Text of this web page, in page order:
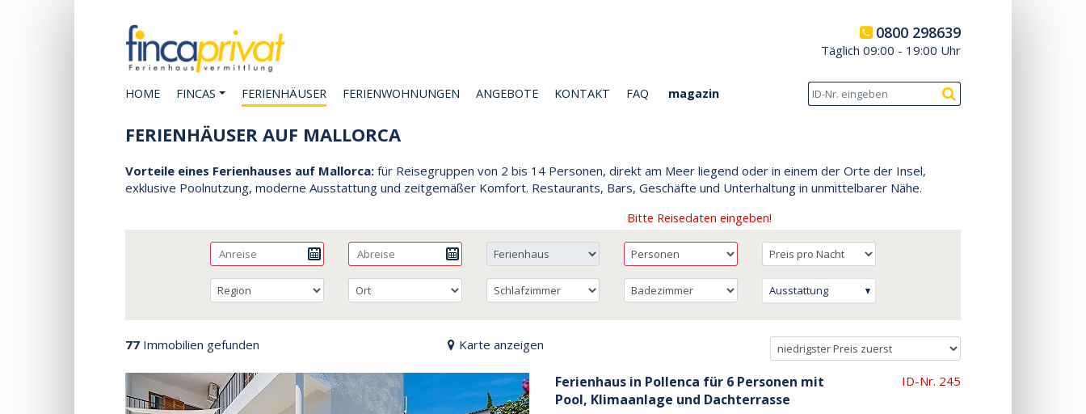
0800 298639
Täglich 09:00 - 19:00 Uhr
HOME FINCAS FERIENHÄUSER FERIENWOHNUNGEN ANGEBOTE KONTAKT FAQ magazin
FERIENHÄUSER AUF MALLORCA
Vorteile eines Ferienhauses auf Mallorca: für Reisegruppen von 2 bis 14 Personen, direkt am Meer liegend oder in einem der Orte der Insel,
exklusive Poolnutzung, moderne Ausstattung und zeitgemäßer Komfort. Restaurants, Bars, Geschäfte und Unterhaltung in unmittelbarer Nähe.
Bitte Reisedaten eingeben!
Ausstattung
77 Immobilien gefunden Karte anzeigen
Ferienhaus in Pollenca für 6 Personen mit
Pool, Klimaanlage und Dachterrasse
ID-Nr. 245